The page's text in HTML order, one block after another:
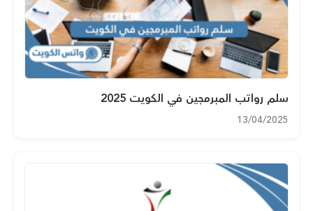
سلم رواتب المبرمجين في الكويت 2025
13/04/2025